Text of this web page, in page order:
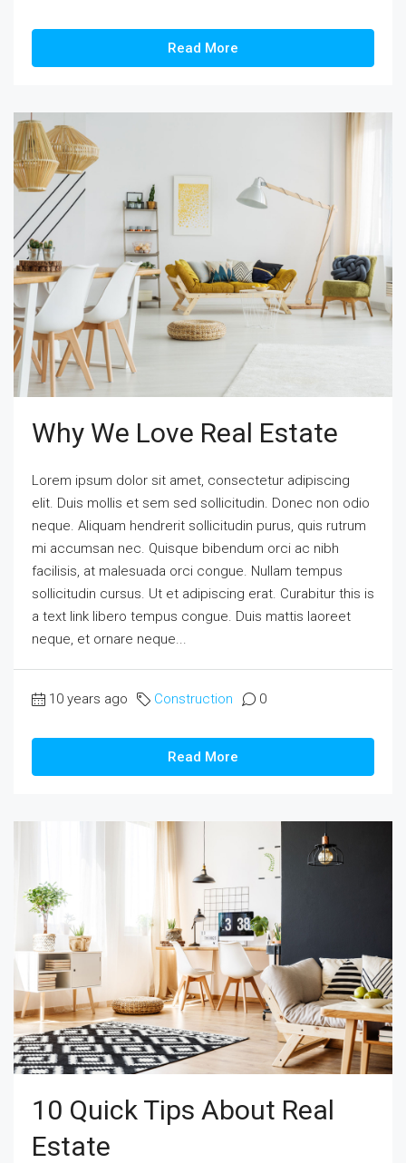
Read More
Why We Love Real Estate
Lorem ipsum dolor sit amet, consectetur adipiscing
elit. Duis mollis et sem sed sollicitudin. Donec non odio
neque. Aliquam hendrerit sollicitudin purus, quis rutrum
mi accumsan nec. Quisque bibendum orci ac nibh
facilisis, at malesuada orci congue. Nullam tempus
sollicitudin cursus. Ut et adipiscing erat. Curabitur this is
a text link libero tempus congue. Duis mattis laoreet
neque, et ornare neque...
10 years ago Construction 0
Read More
10 Quick Tips About Real
Estate